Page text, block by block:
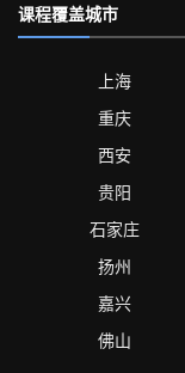
课程覆盖城市
上海
重庆
西安
贵阳
石家庄
扬州
嘉兴
佛山